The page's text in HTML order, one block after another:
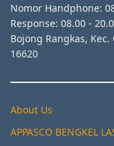
Nomor Handphone:
Response: 08.00 -
Bojong Rangkas,
16620
About Us
APPASCO BENGKEL